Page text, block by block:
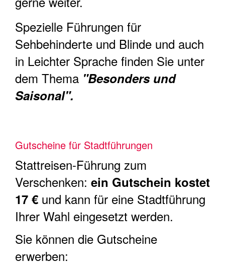
Spezielle Führungen für
Sehbehinderte und Blinde und auch
in Leichter Sprache finden Sie unter
dem Thema "Besonders und
Saisonal".
Gutscheine für Stadtführungen
Stattreisen-Führung zum
Verschenken: ein Gutschein kostet
17 € und kann für eine Stadtführung
Ihrer Wahl eingesetzt werden.
Sie können die Gutscheine
erwerben: